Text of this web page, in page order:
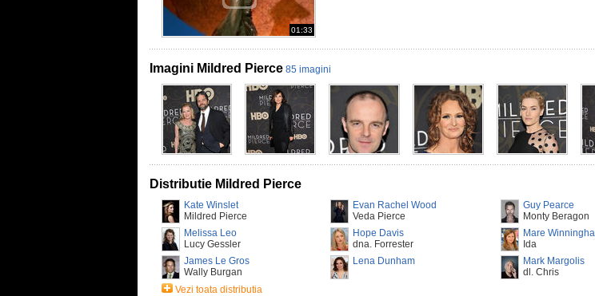
01:33
Imagini Mildred Pierce 85 imagini
Distributie Mildred Pierce
Kate Winslet
Mildred Pierce
Evan Rachel Wood
Veda Pierce
Guy Pearce
Monty Beragon
Melissa Leo
Lucy Gessler
Hope Davis
dna. Forrester
Mare
Ida
James Le Gros
Wally Burgan
Lena Dunham
Mark Margolis
dl. Chris
Vezi toata distributia